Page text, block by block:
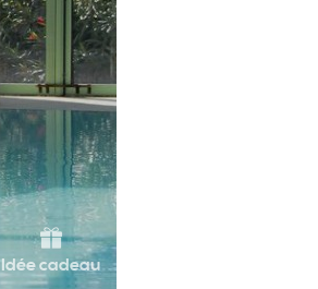
Idée cadeau